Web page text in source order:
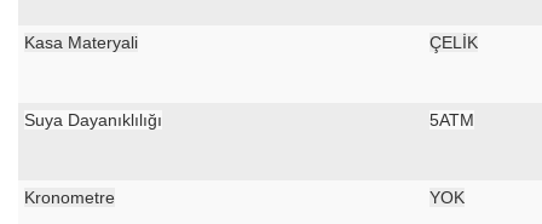
Kasa Materyali ÇELİK
Suya Dayanıklılığı 5ATM
Kronometre YOK